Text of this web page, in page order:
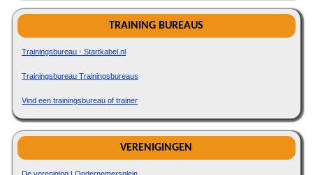
TRAINING BUREAUS
Trainingsbureau - Startkabel.nl
Trainingsbureau Trainingsbureaus
Vind een trainingsbureau of trainer
VERENIGINGEN